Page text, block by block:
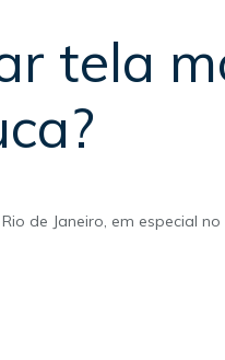
tela
de Janeiro, em especial no